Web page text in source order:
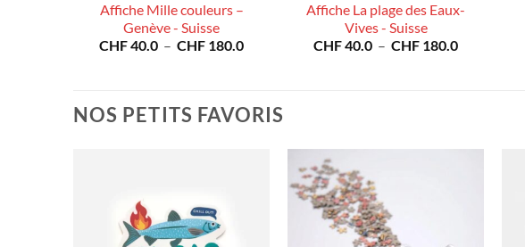
Affiche Mille couleurs –
Genève - Suisse
CHF40.0 – CHF 180.0Plage
CHF 180.0
Affiche La plage des Eaux-
Vives - Suisse
CHF40.0 – CHF 180.0Plage
NOS PETITS FAVORIS